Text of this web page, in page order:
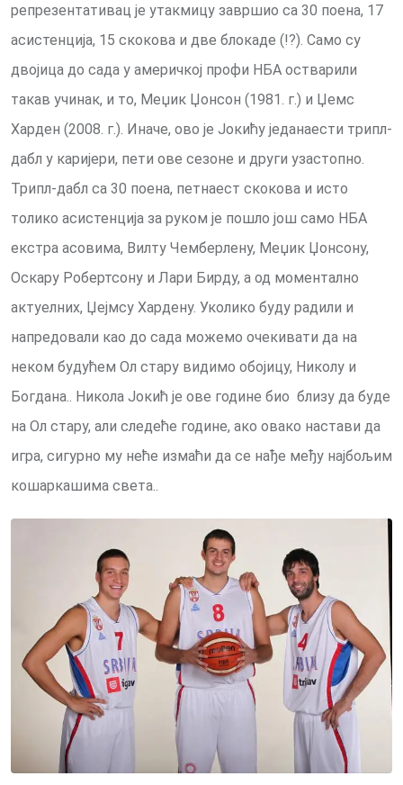
репрезентативац је утакмицу завршио са 30 поена, 17
асистенција, 15 скокова и две блокаде (!?). Само су
двојица до сада у америчкој профи НБА остварили
такав учинак, и то, Меџик Џонсон (1981. г.) и Џемс
Харден (2008. г.). Иначе, ово је Јокићу једанаести трипл-
дабл у каријери, пети ове сезоне и други узастопно.
Трипл-дабл са 30 поена, петнаест скокова и исто
толико асистенција за руком је пошло још само НБА
екстра асовима, Вилту Чемберлену, Меџик Џонсону,
Оскару Робертсону и Лари Бирду, а од моментално
актуелних, Џејмсу Хардену. Уколико буду радили и
напредовали као до сада можемо очекивати да на
неком будућем Ол стару видимо обојицу, Николу и
Богдана.. Никола Јокић је ове године био близу да буде
на Ол стару, али следеће године, ако овако настави да
игра, сигурно му неће измаћи да се нађе међу најбољим
кошаркашима света..